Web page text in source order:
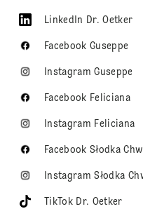
LinkedIn Dr. Oetker
Facebook Guseppe
Instagram Guseppe
Facebook Feliciana
Instagram Feliciana
Facebook Słodka
Instagram Słodka
TikTok Dr. Oetker